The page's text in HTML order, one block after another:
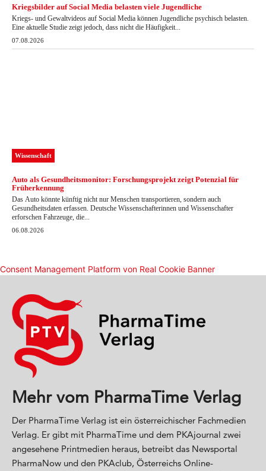
Mehr vom PharmaTime Verlag
Der PharmaTime Verlag ist ein österreichischer Fachmedien
Verlag. Er gibt mit PharmaTime und dem PKAjournal zwei
angesehene Printmedien heraus, betreibt das Newsportal
PharmaNow und den PKAclub, Österreichs Online-